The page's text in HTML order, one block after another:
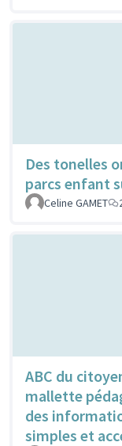
Des tonelles
parcs enfant
Celine GAMET
ABC du
mallette
des
simples et